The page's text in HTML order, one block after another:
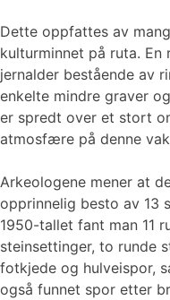
Dette oppfattes av
kulturminnet på ruta.
jernalder bestående av
enkelte mindre graver
er spredt over et stort
atmosfære på denne
Arkeologene mener at
opprinnelig besto av 13
1950-tallet fant man 11
steinsettinger, to runde
fotkjede og hulveispor,
også funnet spor etter